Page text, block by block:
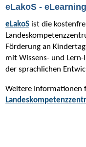
eLakoS -
eLakoS ist die
Förderung an
mit Wissens- und
der sprachlichen
Weitere Informationen